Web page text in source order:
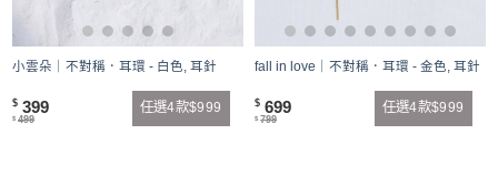
小雲朵｜不對稱．耳環 - 白色, 耳針
$ 399
$ 499
任選4款$999
fall in love｜不對稱．耳環 - 金色, 耳針
$ 699
$ 799
任選4款$999